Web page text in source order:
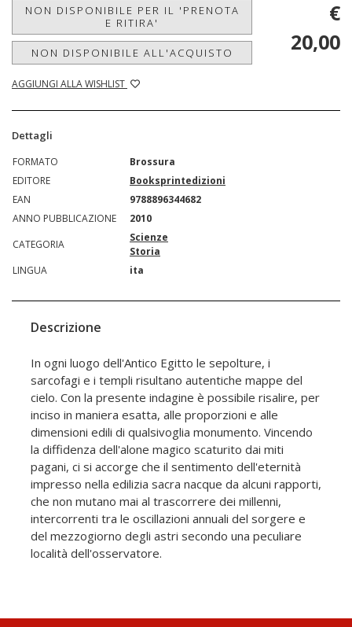
NON DISPONIBILE PER IL 'PRENOTA
E RITIRA'
NON DISPONIBILE ALL'ACQUISTO
AGGIUNGI ALLA WISHLIST
€
20,00
Dettagli
FORMATO
Brossura
EDITORE
Booksprintedizioni
EAN
9788896344682
ANNO PUBBLICAZIONE
2010
CATEGORIA
Scienze
Storia
LINGUA
ita
Descrizione
In ogni luogo dell'Antico Egitto le sepolture, i
sarcofagi e i templi risultano autentiche mappe del
cielo. Con la presente indagine è possibile risalire, per
inciso in maniera esatta, alle proporzioni e alle
dimensioni edili di qualsivoglia monumento. Vincendo
la diffidenza dell'alone magico scaturito dai miti
pagani, ci si accorge che il sentimento dell'eternità
impresso nella edilizia sacra nacque da alcuni rapporti,
che non mutano mai al trascorrere dei millenni,
intercorrenti tra le oscillazioni annuali del sorgere e
del mezzogiorno degli astri secondo una peculiare
località dell'osservatore.